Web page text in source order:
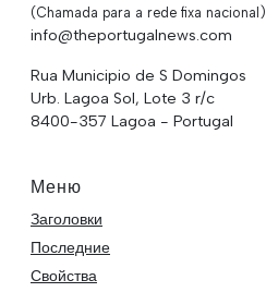
(Chamada para a rede fixa nacional)
info@theportugalnews.com
Rua Municipio de S Domingos
Urb. Lagoa Sol, Lote 3 r/c
8400-357 Lagoa - Portugal
Меню
Заголовки
Последние
Свойства